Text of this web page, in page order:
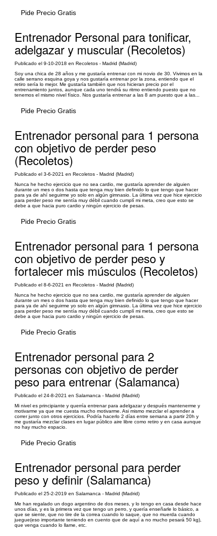
Pide Precio Gratis
Entrenador Personal para tonificar,
adelgazar y muscular (Recoletos)
Publicado el 9-10-2018 en Recoletos - Madrid (Madrid)
Soy una chica de 28 años y me gustaría entrenar con mi novio de 30. Vivimos en la
calle serrano esquina goya y nos gustaría entrenar por la zona, entiendo que el
retiro sería lo mejor. Me gustaría también que nos hicieran precio por el
entrenamiento juntos, aunque cada uno tendrá su ritmo entiendo puesto que no
tenemos el mismo nivel físico. Nos gustaría entrenar a las 8 am puesto que a las...
Pide Precio Gratis
Entrenador personal para 1 persona
con objetivo de perder peso
(Recoletos)
Publicado el 3-6-2021 en Recoletos - Madrid (Madrid)
Nunca he hecho ejercicio que no sea cardio, me gustaría aprender de alguien
durante un mes o dos hasta que tenga muy bien definido lo que tengo que hacer
para ya de ahí seguirme yo solo en algún gimnasio. La última vez que hice ejercicio
para perder peso me sentía muy débil cuando cumplí mi meta, creo que esto se
debe a que hacia puro cardio y ningún ejercicio de pesas.
Pide Precio Gratis
Entrenador personal para 1 persona
con objetivo de perder peso y
fortalecer mis músculos (Recoletos)
Publicado el 8-6-2021 en Recoletos - Madrid (Madrid)
Nunca he hecho ejercicio que no sea cardio, me gustaría aprender de alguien
durante un mes o dos hasta que tenga muy bien definido lo que tengo que hacer
para ya de ahí seguirme yo solo en algún gimnasio. La última vez que hice ejercicio
para perder peso me sentía muy débil cuando cumplí mi meta, creo que esto se
debe a que hacia puro cardio y ningún ejercicio de pesas.
Pide Precio Gratis
Entrenador personal para 2
personas con objetivo de perder
peso para entrenar (Salamanca)
Publicado el 24-8-2021 en Salamanca - Madrid (Madrid)
Mi nivel es principiante y querría entrenar para adelgazar y después mantenerme y
motivarme ya que me cuesta mucho motivarme. Asi mismo mezclar el aprender a
correr junto con otros ejercicios. Podría hacerlo 2 días entre semana a partir 20h y
me gustaría mezclar clases en lugar público aire libre como retiro y en casa aunque
no hay mucho espacio.
Pide Precio Gratis
Entrenador personal para perder
peso y definir (Salamanca)
Publicado el 25-2-2019 en Salamanca - Madrid (Madrid)
Me han regalado un dogo argentino de dos meses, y lo tengo en casa desde hace
unos días, y es la primera vez que tengo un perro, y quería enseñarle lo básico, a
que se siente, que no tire de la correa cuando lo saque, que no muerda cuando
juegue(eso importante teniendo en cuento que de aquí a no mucho pesará 50 kg),
que venga cuando lo llame, etc.